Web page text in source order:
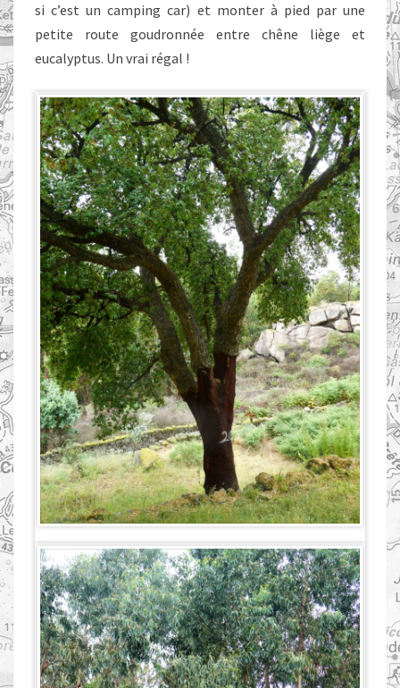
si c’est un camping car) et monter à pied par une
petite route goudronnée entre chêne liège et
eucalyptus. Un vrai régal !